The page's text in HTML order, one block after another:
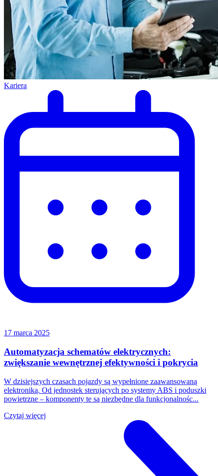
Kariera
17 marca 2025
Automatyzacja schematów elektrycznych:
zwiększanie wewnętrznej efektywności i pokrycia
W dzisiejszych czasach pojazdy są wypełnione zaawansowaną
elektroniką. Od jednostek sterujących po systemy ABS i poduszki
powietrzne – komponenty te są niezbędne dla funkcjonalnośc...
Czytaj więcej